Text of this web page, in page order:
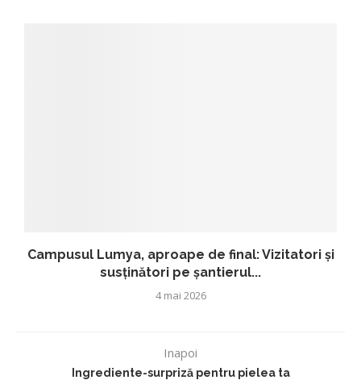
Campusul Lumya, aproape de final: Vizitatori și
susținători pe șantierul...
4 mai 2026
Inapoi
Ingrediente-surpriză pentru pielea ta